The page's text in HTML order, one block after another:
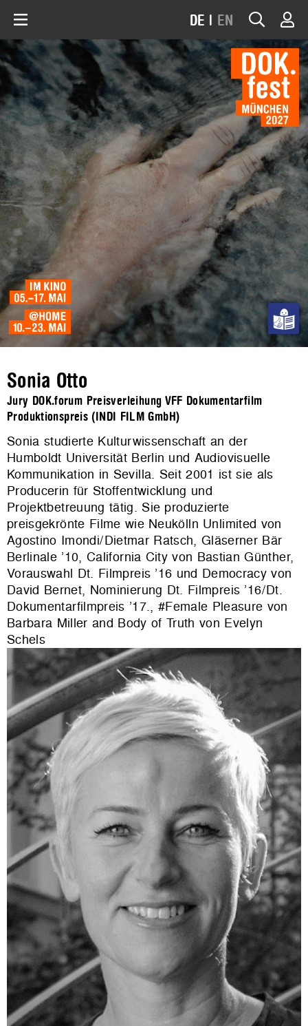
DE | EN
Sonia Otto
Jury DOK.forum Preisverleihung VFF Dokumentarfilm
Produktionspreis (INDI FILM GmbH)
Sonia studierte Kulturwissenschaft an der
Humboldt Universität Berlin und Audiovisuelle
Kommunikation in Sevilla. Seit 2001 ist sie als
Producerin für Stoffentwicklung und
Projektbetreuung tätig. Sie produzierte
preisgekrönte Filme wie Neukölln Unlimited von
Agostino Imondi/Dietmar Ratsch, Gläserner Bär
Berlinale ’10, California City von Bastian Günther,
Vorauswahl Dt. Filmpreis ’16 und Democracy von
David Bernet, Nominierung Dt. Filmpreis ’16/Dt.
Dokumentarfilmpreis ’17., #Female Pleasure von
Barbara Miller and Body of Truth von Evelyn
Schels